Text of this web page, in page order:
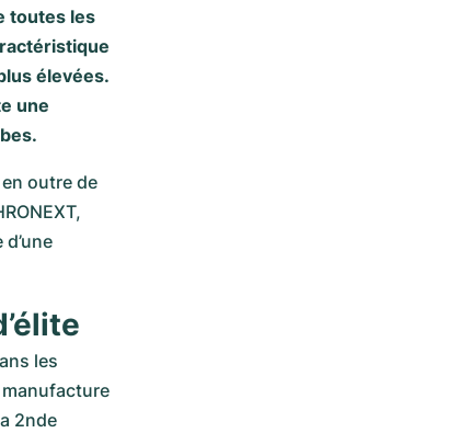
toutes les
élevées.
une
outre de
les
2nde